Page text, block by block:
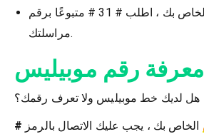
لإخفاء رقم اوريدو الخاص بك ، اطلب # 31 # متبوعًا برقم
مراسلتك.
معرفة رقم موبيليس
هل لديك خط موبيليس ولا تعرف رقمك؟
الخاص بك ، يجب عليك الاتصال بالرمز #